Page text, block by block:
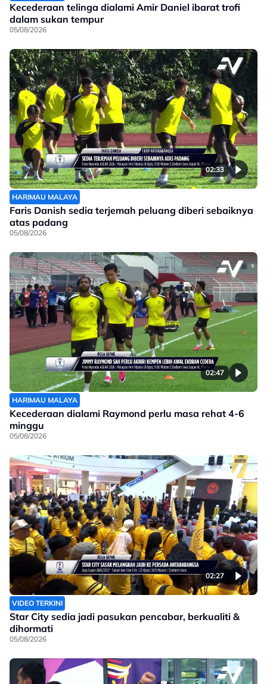
Kecederaan telinga dialami Amir Daniel ibarat trofi
dalam sukan tempur
05/08/2026
02:33
HARIMAU MALAYA
Faris Danish sedia terjemah peluang diberi sebaiknya
atas padang
05/08/2026
02:47
HARIMAU MALAYA
Kecederaan dialami Raymond perlu masa rehat 4-6
minggu
05/08/2026
02:27
VIDEO TERKINI
Star City sedia jadi pasukan pencabar, berkualiti &
dihormati
05/08/2026